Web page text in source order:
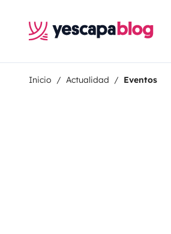
Inicio Actualidad Eventos